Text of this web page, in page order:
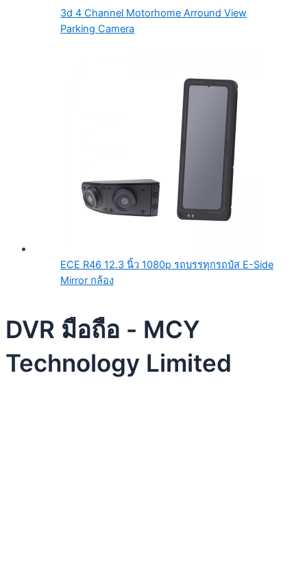
3d 4 Channel Motorhome Arround View
Parking Camera
ECE R46 12.3 นิ้ว 1080p รถบรรทุกรถบัส E-Side
Mirror กล้อง
DVR มือถือ - MCY
Technology Limited